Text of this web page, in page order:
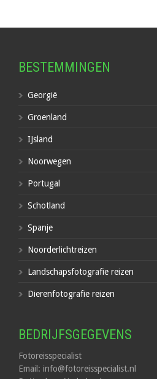
BESTEMMINGEN
Georgië
Groenland
IJsland
Noorwegen
Portugal
Schotland
Spanje
Noorderlichtreizen
Landschapsfotografie reizen
Dierenfotografie reizen
BEDRIJFSGEGEVENS
Fotoreisspecialist
Email: info@fotoreisspecialist.nl